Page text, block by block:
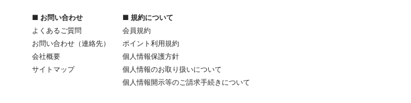
■ お問い合わせ
よくあるご質問
お問い合わせ（連絡先）
会社概要
サイトマップ
■ 規約について
会員規約
ポイント利用規約
個人情報保護方針
個人情報のお取り扱いについて
個人情報開示等のご請求手続きについて